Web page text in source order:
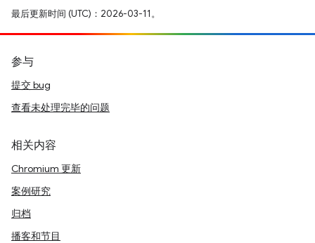
最后更新时间 (UTC)：2026-03-11。
参与
提交 bug
查看未处理完毕的问题
相关内容
Chromium 更新
案例研究
归档
播客和节目